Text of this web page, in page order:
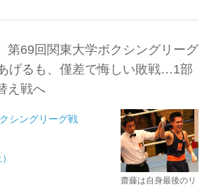
第69回関東大学ボクシングリーグ
げるも、僅差で悔しい敗戦…1部
え戦へ
シングリーグ戦
齋藤は自身最後のリ